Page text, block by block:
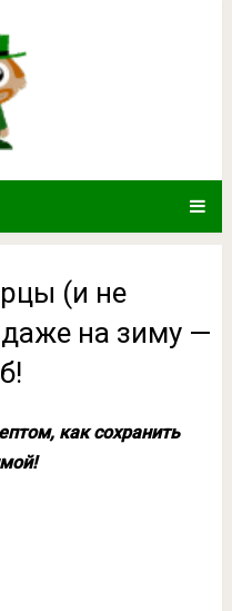
огурцы (и не
(и не
на зиму —
как сохранить